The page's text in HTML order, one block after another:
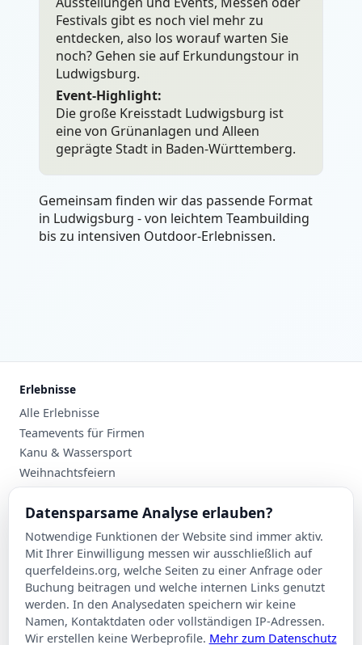
Festivals gibt es noch viel mehr zu
entdecken, also los worauf warten Sie
noch? Gehen sie auf Erkundungstour in
Ludwigsburg.
Event-Highlight:
Die große Kreisstadt Ludwigsburg ist
eine von Grünanlagen und Alleen
geprägte Stadt in Baden-Württemberg.
Gemeinsam finden wir das passende Format
in Ludwigsburg - von leichtem Teambuilding
bis zu intensiven Outdoor-Erlebnissen.
Erlebnisse
Alle Erlebnisse
Teamevents für Firmen
Kanu & Wassersport
Weihnachtsfeiern
Planung
Events nach Stadt
Suche
Kontakt
Über Querfeldeins
Rechtliches
Datensparsame Analyse erlauben?
Notwendige Funktionen der Website sind immer aktiv.
Mit Ihrer Einwilligung messen wir ausschließlich auf
querfeldeins.org, welche Seiten zu einer Anfrage oder
Buchung beitragen und welche internen Links genutzt
werden. In den Analysedaten speichern wir keine
Namen, Kontaktdaten oder vollständigen IP-Adressen.
Wir erstellen keine Werbeprofile. Mehr zum Datenschutz